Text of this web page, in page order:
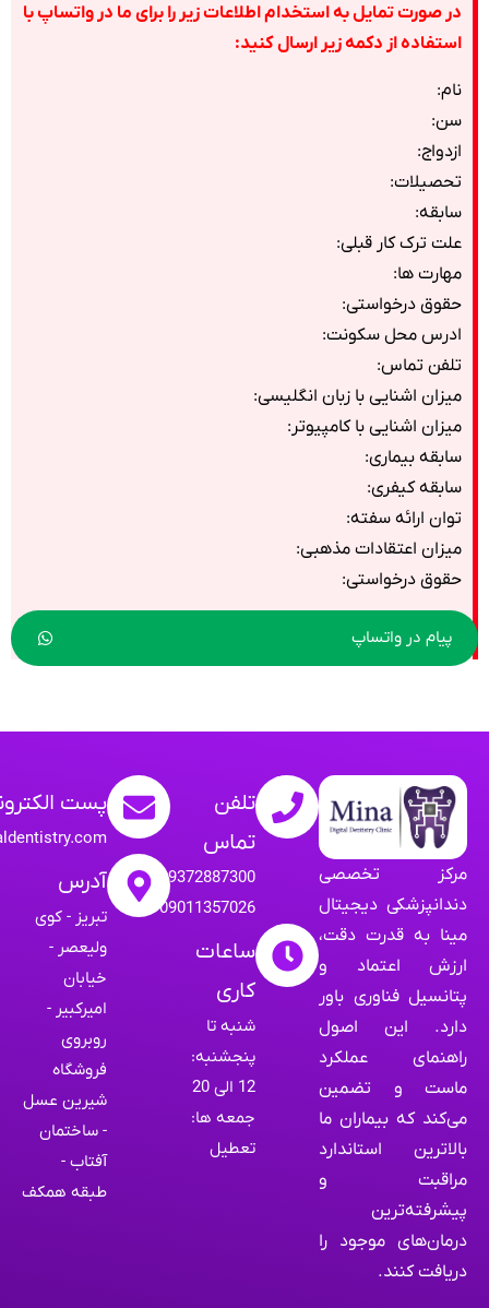
در صورت تمایل به استخدام اطلاعات زیر را برای ما در واتساپ با
استفاده از دکمه زیر ارسال کنید:
نام:
سن:
ازدواج:
تحصیلات:
سابقه:
علت ترک کار قبلی:
مهارت ها:
حقوق درخواستی:
ادرس محل سکونت:
تلفن تماس:
میزان اشنایی با زبان انگلیسی:
میزان اشنایی با کامپیوتر:
سابقه بیماری:
سابقه کیفری:
توان ارائه سفته:
میزان اعتقادات مذهبی:
حقوق درخواستی:
پیام در واتساپ
مرکز تخصصی
دندانپزشکی دیجیتال
مینا به قدرت دقت،
ارزش اعتماد و
پتانسیل فناوری باور
دارد. این اصول
راهنمای عملکرد
ماست و تضمین
می‌کند که بیماران ما
بالاترین استاندارد
مراقبت و
پیشرفته‌ترین
درمان‌های موجود را
دریافت کنند.
تلفن
تماس
09372887300
09011357026
ساعات
کاری
شنبه تا
پنجشنبه:
12 الی 20
جمعه ها:
تعطیل
پست
آدرس
تبریز - کوی
ولیعصر -
خیابان
امیرکبیر -
روبروی
فروشگاه
شیرین عسل
- ساختمان
آفتاب -
طبقه همکف